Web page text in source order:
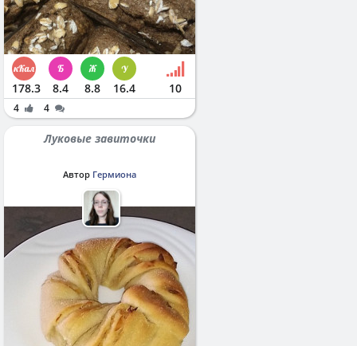
178.3 8.4 8.8 16.4 10
4 4
Луковые завиточки
Автор Гермиона